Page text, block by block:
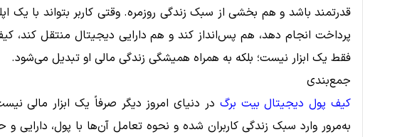
قدرتمند باشد و هم بخشی از سبک زندگی روزمره. وقتی کاربر بتواند با یک
پرداخت انجام دهد، هم پس‌انداز کند و هم دارایی دیجیتال منتقل کند،
فقط یک ابزار نیست؛ بلکه به همراه همیشگی زندگی مالی او تبدیل می‌شود.
جمع‌بندی
کیف پول دیجیتال بیت برگ در دنیای امروز دیگر صرفاً یک ابزار مالی
به‌مرور وارد سبک زندگی کاربران شده و نحوه تعامل آن‌ها با پول، دارایی و